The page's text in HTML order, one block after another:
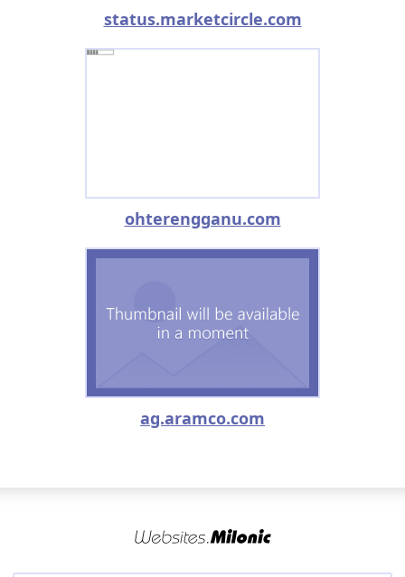
status.marketcircle.com
ohterengganu.com
ag.aramco.com